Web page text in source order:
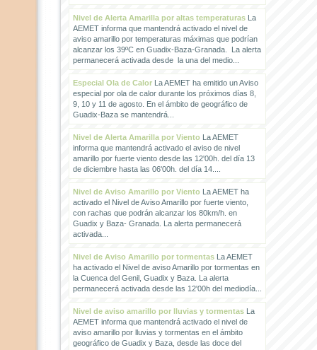
Nivel de Alerta Amarilla por altas temperaturasLa
AEMET informa que mantendrá activado el nivel de
aviso amarillo por temperaturas máximas que podrían
alcanzar los 39ºC en Guadix-Baza-Granada. La alerta
permanecerá activada desde la una del medio...
Especial Ola de CalorLa AEMET ha emitido un Aviso
especial por ola de calor durante los próximos días 8,
9, 10 y 11 de agosto. En el ámbito de geográfico de
Guadix-Baza se mantendrá...
Nivel de Alerta Amarilla por VientoLa AEMET
informa que mantendrá activado el aviso de nivel
amarillo por fuerte viento desde las 12'00h. del día 13
de diciembre hasta las 06'00h. del día 14....
Nivel de Aviso Amarillo por VientoLa AEMET ha
activado el Nivel de Aviso Amarillo por fuerte viento,
con rachas que podrán alcanzar los 80km/h. en
Guadix y Baza- Granada. La alerta permanecerá
activada...
Nivel de Aviso Amarillo por tormentasLa AEMET
ha activado el Nivel de aviso Amarillo por tormentas en
la Cuenca del Genil, Guadix y Baza. La alerta
permanecerá activada desde las 12'00h del mediodía...
Nivel de aviso amarillo por lluvias y tormentasLa
AEMET informa que mantendrá activado el nivel de
aviso amarillo por lluvias y tormentas en el ámbito
geográfico de Guadix y Baza, desde las doce del